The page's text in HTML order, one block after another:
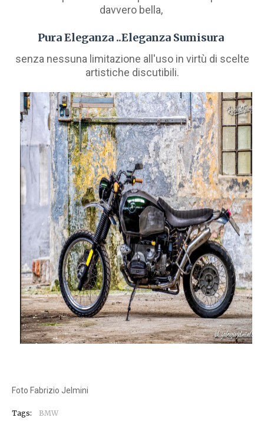
davvero bella,
Pura Eleganza ..Eleganza Sumisura
senza nessuna limitazione all'uso in virtù di scelte
artistiche discutibili.
Foto Fabrizio Jelmini
Tags: BMW